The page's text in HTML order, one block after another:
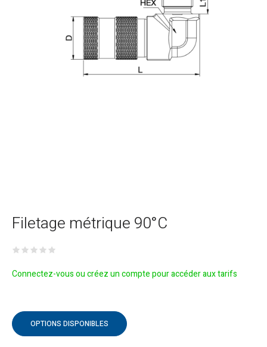
Filetage métrique 90°C
Connectez-vous ou créez un compte pour accéder aux tarifs
OPTIONS DISPONIBLES